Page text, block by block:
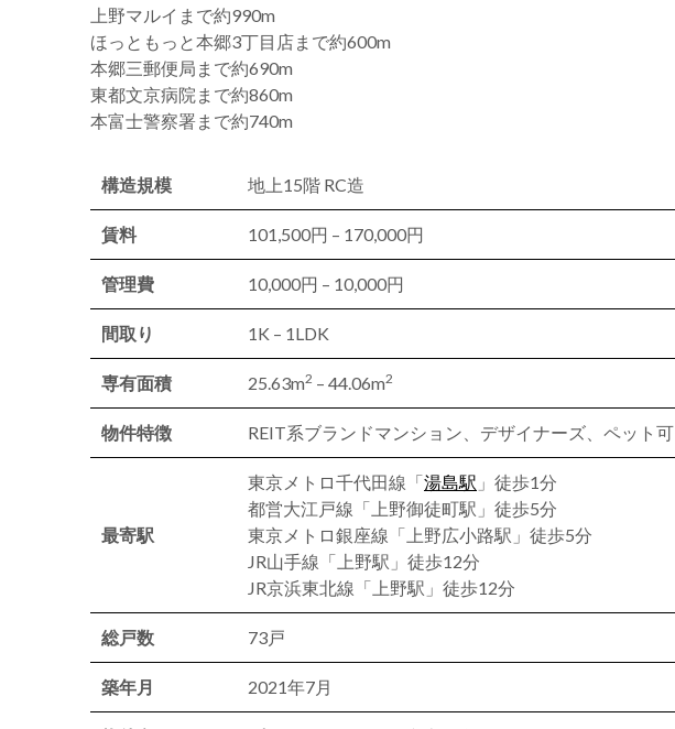
上野マルイまで約990m
ほっともっと本郷3丁目店まで約600m
本郷三郵便局まで約690m
東都文京病院まで約860m
本富士警察署まで約740m
構造規模 地上15階 RC造
賃料 101,500円 – 170,000円
管理費 10,000円 – 10,000円
間取り 1K – 1LDK
専有面積 25.63m2 – 44.06m2
物件特徴 REIT系ブランドマンション、デザイナーズ、ペット可
最寄駅
東京メトロ千代田線「湯島駅 」徒歩1分
都営大江戸線「上野御徒町駅」徒歩5分
東京メトロ銀座線「上野広小路駅」徒歩5分
JR山手線「上野駅」徒歩12分
JR京浜東北線「上野駅」徒歩12分
総戸数 73戸
築年月 2021年7月